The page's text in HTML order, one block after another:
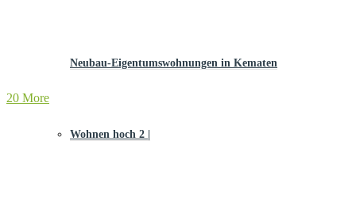
Neubau-Eigentums­­wohnungen in Kematen
Wohnen hoch 2 |
20 More